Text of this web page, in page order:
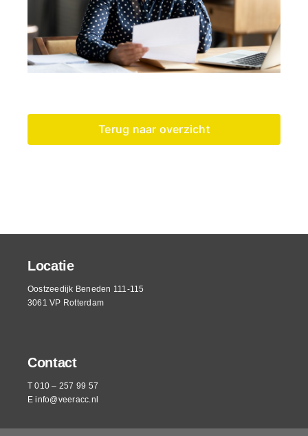
Terug naar overzicht
Locatie
Oostzeedijk Beneden 111-115
3061 VP Rotterdam
Contact
T 010 – 257 99 57
Einfo@veeracc.nl